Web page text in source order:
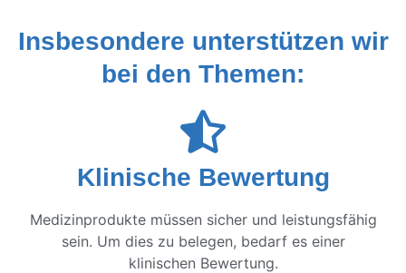
Insbesondere unterstützen wir
bei den Themen:
Klinische Bewertung
Medizinprodukte müssen sicher und leistungsfähig
sein. Um dies zu belegen, bedarf es einer
klinischen Bewertung.